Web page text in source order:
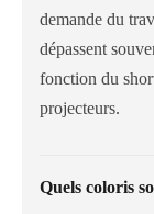
demande du
dépassent
fonction du
projecteurs.
Quels coloris